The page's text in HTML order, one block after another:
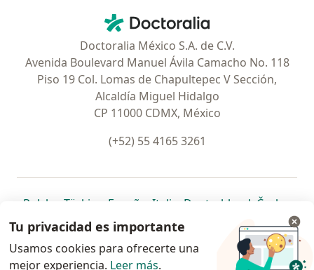
Doctoralia - Página de inicio
Doctoralia México S.A. de C.V.
Avenida Boulevard Manuel Ávila Camacho No. 118
Piso 19 Col. Lomas de Chapultepec V Sección,
Alcaldía Miguel Hidalgo
CP 11000 CDMX, México
(+52) 55 4165 3261
Polska se abre en una nueva pestaña
Türkiye se abre en una nueva pestaña
España se abre en una nueva pestaña
Italia se abre en una nueva
Deutschlandse abre en
Česko
Portugal
se abre en una nueva pestaña
México se abre en una nueva pestaña
Chile se abre en una nueva pestaña
Brasil se abre en una nueva
se abre en
se
se abre en una nueva
www.doctoralia.com.mx © 2026 - Encuentra tu
Tu privacidad es importante
Usamos cookies para ofrecerte una
mejor experiencia. Leer más.